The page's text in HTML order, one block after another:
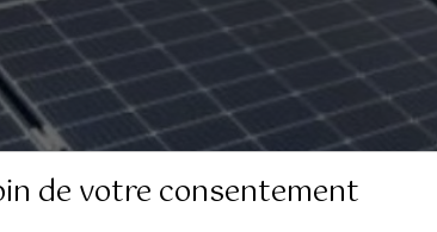
de votre consentement